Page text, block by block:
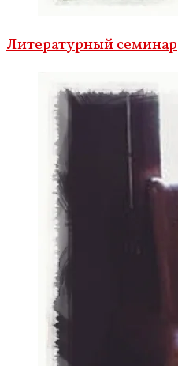
Литературный семинар